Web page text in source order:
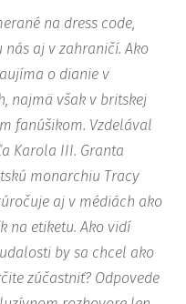
na dress code,
aj v zahraničí. Ako
o dianie v
najmä však v britskej
fanúšikom. Vzdelával
Karola III. Granta
monarchiu Tracy
aj v médiách ako
na etiketu. Ako vidí
by sa chcel ako
zúčastniť? Odpovede